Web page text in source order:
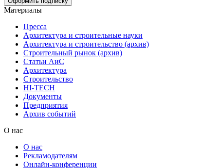
Материалы
Пресса
Архитектура и строительные науки
Архитектура и строительство (архив)
Строительный рынок (архив)
Статьи АиС
Архитектура
Строительство
HI-TECH
Документы
Предприятия
Архив событий
О нас
О нас
Рекламодателям
Онлайн-конференции